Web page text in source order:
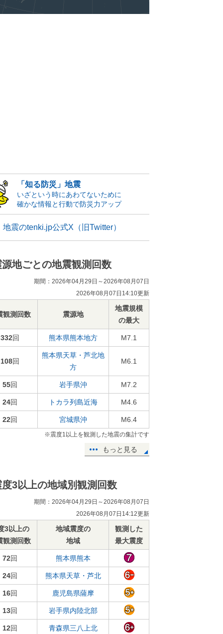
「知る防災」地震
いざという時にあわてないために
確かな情報と行動で防災力アップ
地震のtenki.jp公式X（旧Twitter）
源地ごとの地震観測回数
期間：2026年04月29日～2026年08月07日
2026年08月07日14:10更新
観測回数 震源地
地震規模
の最大
332回 熊本県熊本地方 M7.1
108回
熊本県天草・芦北地
方
M6.1
55回 岩手県沖 M7.2
24回 トカラ列島近海 M4.6
22回 宮城県沖 M6.4
※震度1以上を観測した地震の集計です
もっと見る
度3以上の地域別観測回数
期間：2026年04月29日～2026年08月07日
2026年08月07日14:12更新
3以上の
観測回数
地域震度の
地域
観測した
最大震度
72回 熊本県熊本
24回 熊本県天草・芦北
16回 鹿児島県薩摩
13回 岩手県内陸北部
12回 青森県三八上北